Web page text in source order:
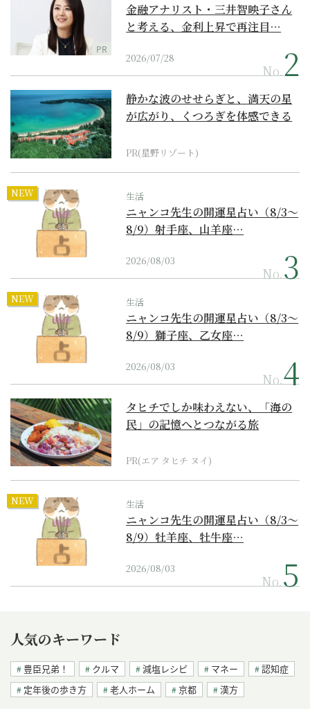
PR
金融アナリスト・三井智映子さん
と考える、金利上昇で再注目…
2026/07/28
No.
静かな波のせせらぎと、満天の星
が広がり、くつろぎを体感できる
PR(星野リゾート)
NEW 生活
ニャンコ先生の開運星占い（8/3～
8/9）射手座、山羊座…
2026/08/03
No.
NEW 生活
ニャンコ先生の開運星占い（8/3～
8/9）獅子座、乙女座…
2026/08/03
No.
タヒチでしか味わえない、「海の
民」の記憶へとつながる旅
PR(エア タヒチ ヌイ)
NEW 生活
ニャンコ先生の開運星占い（8/3～
8/9）牡羊座、牡牛座…
2026/08/03
No.
人気のキーワード
豊臣兄弟！ クルマ 減塩レシピ マネー
認知症
定年後の歩き方
老人ホーム 京都 漢方